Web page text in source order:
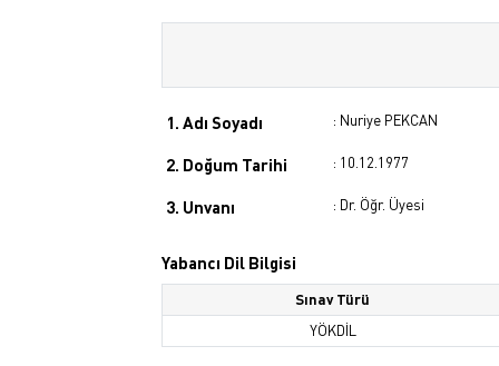
1. Adı Soyadı : Nuriye PEKCAN
2. Doğum Tarihi : 10.12.1977
3. Unvanı : Dr. Öğr. Üyesi
Yabancı Dil Bilgisi
Sınav Türü
YÖKDİL